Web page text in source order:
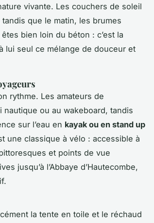
vivante. Les couchers de soleil
que le matin, les brumes
bien loin du béton : c’est la
lui seul ce mélange de douceur et
rythme. Les amateurs de
nautique ou au wakeboard, tandis
sur l’eau en kayak ou en stand up
une classique à vélo : accessible à
et points de vue
jusqu’à l’Abbaye d’Hautecombe,
la tente en toile et le réchaud